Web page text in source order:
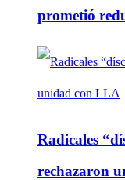
prometió
Radicales
rechazaron